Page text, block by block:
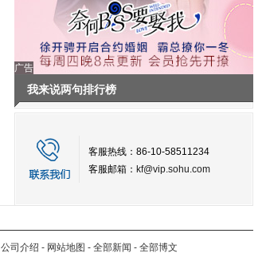
广告
我来说两句排行榜
客服热线：86-10-58511234
客服邮箱： kf@vip.sohu.com
公司介绍 - 网站地图 - 全部新闻 - 全部博文